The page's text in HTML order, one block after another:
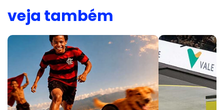
veja também